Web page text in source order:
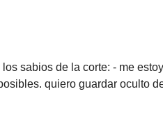
sabios de la corte: - me
quiero guardar oculto